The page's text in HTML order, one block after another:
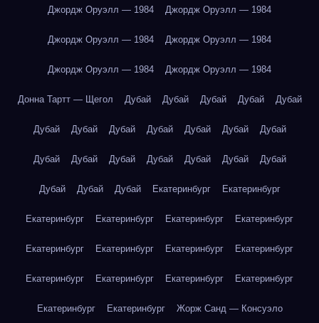
Джордж Оруэлл — 1984 Джордж Оруэлл — 1984
Джордж Оруэлл — 1984 Джордж Оруэлл — 1984
Джордж Оруэлл — 1984 Джордж Оруэлл — 1984
Донна Тартт — Щегол Дубай Дубай Дубай Дубай Дубай
Дубай Дубай Дубай Дубай Дубай Дубай Дубай
Дубай Дубай Дубай Дубай Дубай Дубай Дубай
Дубай Дубай Дубай Екатеринбург Екатеринбург
Екатеринбург Екатеринбург Екатеринбург Екатеринбург
Екатеринбург Екатеринбург Екатеринбург Екатеринбург
Екатеринбург Екатеринбург Екатеринбург Екатеринбург
Екатеринбург Екатеринбург Жорж Санд — Консуэло